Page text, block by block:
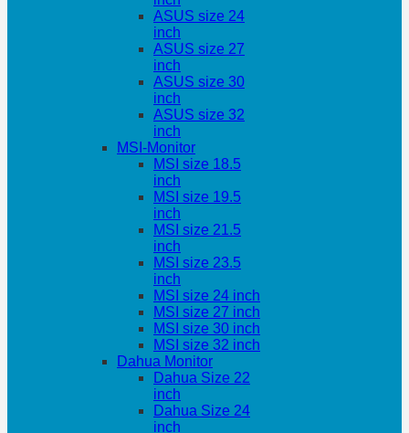
ASUS size 24
inch
ASUS size 27
inch
ASUS size 30
inch
ASUS size 32
inch
MSI-Monitor
MSI size 18.5
inch
MSI size 19.5
inch
MSI size 21.5
inch
MSI size 23.5
inch
MSI size 24 inch
MSI size 27 inch
MSI size 30 inch
MSI size 32 inch
Dahua Monitor
Dahua Size 22
inch
Dahua Size 24
inch